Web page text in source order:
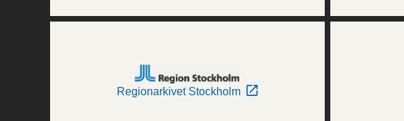
Regionarkivet Stockholm